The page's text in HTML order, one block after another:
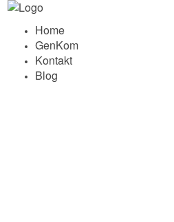
Home
GenKom
Kontakt
Blog